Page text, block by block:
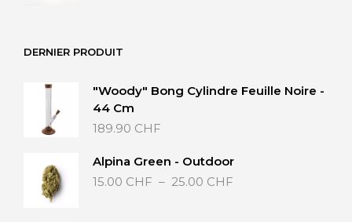
DERNIER PRODUIT
"Woody" Bong Cylindre Feuille Noire -
44 Cm
189.90 CHF
Alpina Green - Outdoor
15.00 CHF – 25.00 CHF